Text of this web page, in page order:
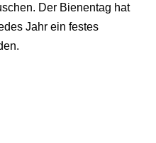
Der Bienentag hat
Jahr ein festes